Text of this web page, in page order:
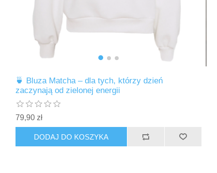
🍵 Bluza Matcha – dla tych, którzy dzień
zaczynają od zielonej energii
79,90 zł
DODAJ DO KOSZYKA